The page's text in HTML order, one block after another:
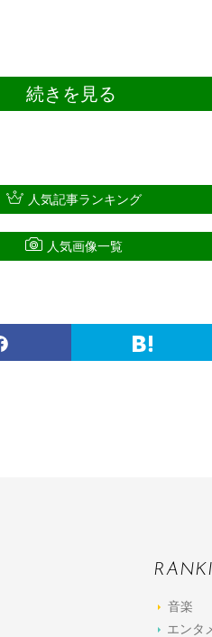
続きを見る
人気記事ランキング
人気画像一覧
音楽
エンタ